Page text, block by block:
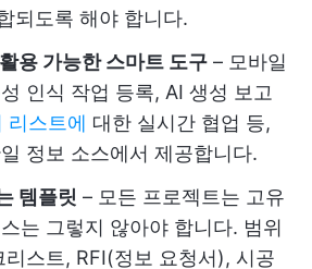
되도록 해야 합니다.
용 가능한 스마트 도구 – 모바일
인식 작업 등록, AI 생성 보고
리스트에 대한 실시간 협업 등,
정보 소스에서 제공합니다.
템플릿 – 모든 프로젝트는 고유
는 그렇지 않아야 합니다. 범위
리스트, RFI(정보 요청서), 시공